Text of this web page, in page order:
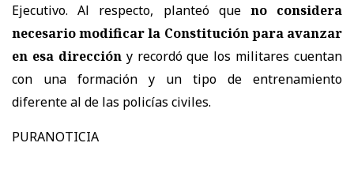
Ejecutivo. Al respecto, planteó que no considera
necesario modificar la Constitución para avanzar
en esa direccióny recordó que los militares cuentan
con una formación y un tipo de entrenamiento
diferente al de las policías civiles.
PURANOTICIA